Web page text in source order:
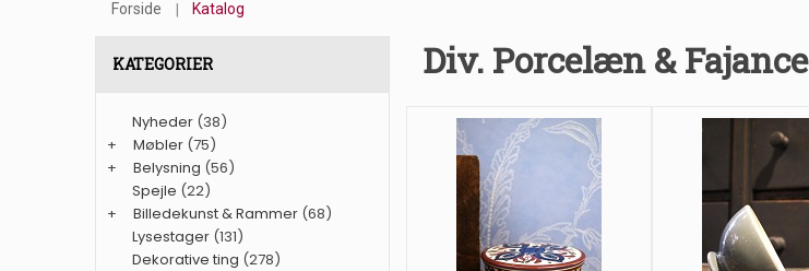
Forside Katalog
Div. Porcelæn & Fajance
KATEGORIER
Nyheder (38)
+
Møbler (75)
+
Belysning (56)
Spejle (22)
+
Billedekunst & Rammer (68)
Lysestager (131)
Dekorative ting (278)